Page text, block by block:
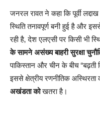
जनरल रावत ने कहा कि पूर्वी
स्थिति तनावपूर्ण बनी हुई है और
रही है, देश एलएसी पर किसी भी
के सामने असंख्य बाहरी सुरक्षा
पाकिस्तान और चीन के बीच
इससे क्षेत्रीय रणनीतिक अस्थिरता
अखंडता कोखतरा है।